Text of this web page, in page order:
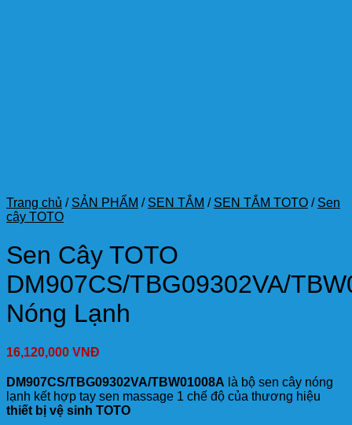
Trang chủ / SẢN PHẨM / SEN TẮM / SEN TẮM TOTO / Sen
cây TOTO
Sen Cây TOTO
DM907CS/TBG09302VA/
Nóng Lạnh
16,120,000 VNĐ
DM907CS/TBG09302VA/TBW01008A là bộ sen cây nóng
lạnh kết hợp tay sen massage 1 chế độ của thương hiệu
thiết bị vệ sinh TOTO